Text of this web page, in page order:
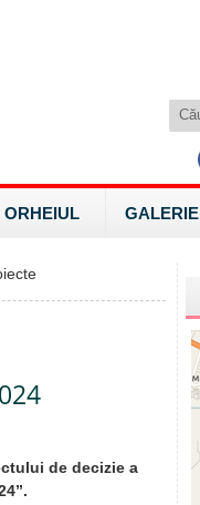
ORHEIUL GALERIE
de decizie a